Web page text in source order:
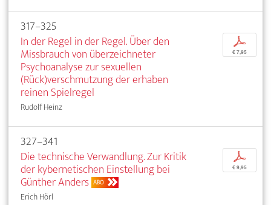
317–325
In der Regel in der Regel. Über den
Missbrauch von überzeichneter
Psychoanalyse zur sexuellen
(Rück)verschmutzung der erhaben
reinen Spielregel
Rudolf Heinz
p
€ 7,95
327–341
Die technische Verwandlung. Zur Kritik
der kybernetischen Einstellung bei
Günther Anders ABO
Erich Hörl
p
€ 9,95